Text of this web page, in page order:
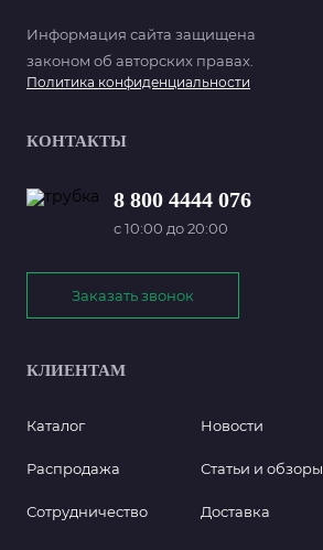
Информация сайта защищена
законом об авторских правах.
Политика конфиденциальности
КОНТАКТЫ
8 800 4444 076
с 10:00 до 20:00
Заказать звонок
КЛИЕНТАМ
Каталог
Распродажа
Сотрудничество
Новости
Статьи и обзоры
Доставка